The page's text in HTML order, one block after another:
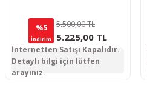
%5
İndirim
5.500,00 TL
5.225,00 TL
İnternetten Satışı Kapalıdır.
Detaylı bilgi için lütfen
arayınız.